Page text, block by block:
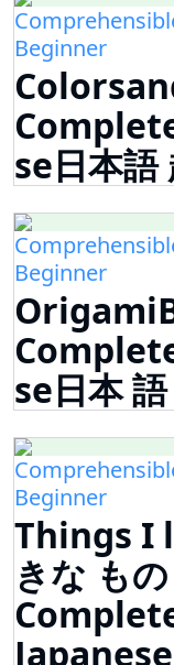
Beginner
se日本語
Beginner
se日本
Beginner
Things I
きな も